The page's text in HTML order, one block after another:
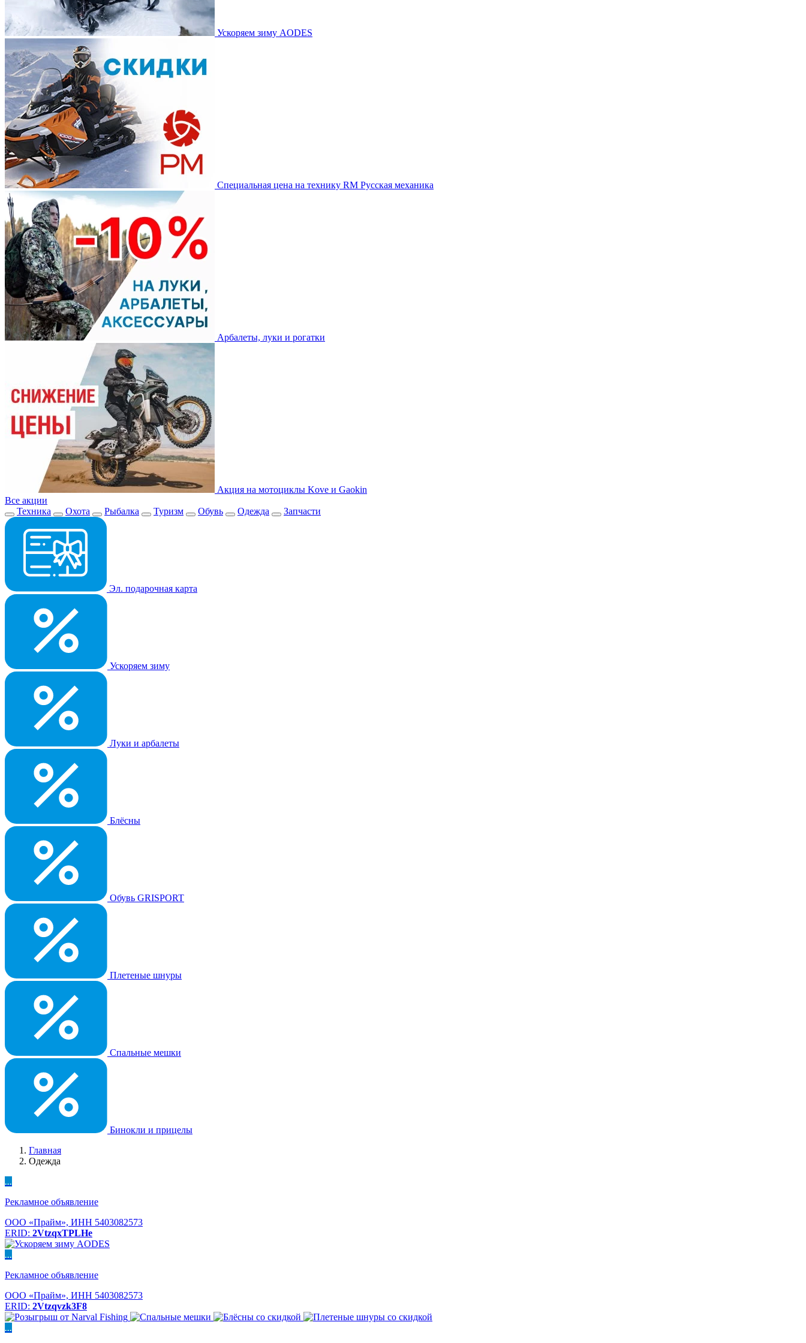
Ускоряем зиму AODES
Специальная цена на технику RM Русская механика
Арбалеты, луки и рогатки
Акция на мотоциклы Kove и Gaokin
Все акции
Техника
Охота Рыбалка Туризм Обувь Одежда Запчасти
Эл. подарочная карта
Ускоряем зиму
Луки и арбалеты
Блёсны
Обувь GRISPORT
Плетеные шнуры
Спальные мешки
Бинокли и прицелы
Главная
Одежда
...
Рекламное объявление
ООО «Прайм», ИНН 5403082573
ERID: 2VtzqxTPLHe
...
Рекламное объявление
ООО «Прайм», ИНН 5403082573
ERID: 2Vtzqvzk3F8
...